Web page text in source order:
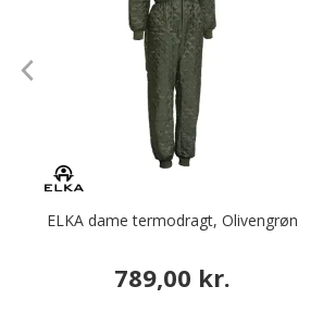
ELKA dame termodragt, Olivengrøn
789,00 kr.